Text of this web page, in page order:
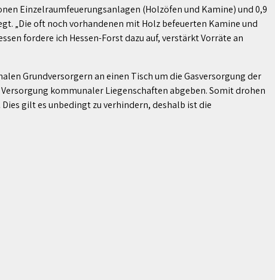
Einzelraumfeuerungsanlagen (Holzöfen und Kamine) und 0,9
„Die oft noch vorhandenen mit Holz befeuerten Kamine und
fordere ich Hessen-Forst dazu auf, verstärkt Vorräte an
Grundversorgern an einen Tisch um die Gasversorgung der
kommunaler Liegenschaften abgeben. Somit drohen
gilt es unbedingt zu verhindern, deshalb ist die